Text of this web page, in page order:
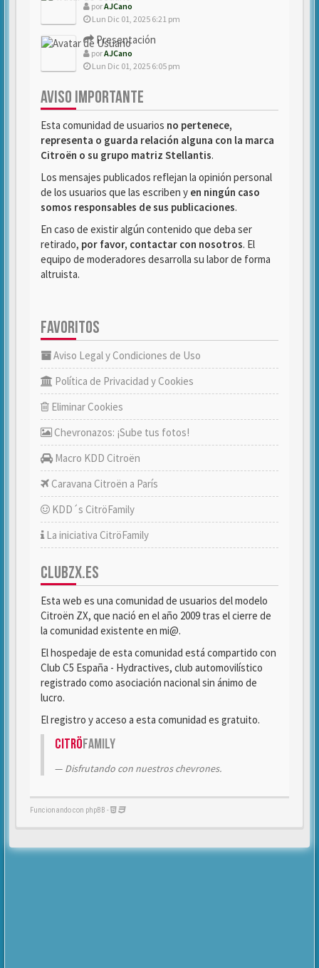
porAJCano
Lun Dic 01, 2025 6:21 pm
Presentación
porAJCano
Lun Dic 01, 2025 6:05 pm
AVISO IMPORTANTE
Esta comunidad de usuarios no pertenece,
representa o guarda relación alguna con la marca
Citroën o su grupo matriz Stellantis.
Los mensajes publicados reflejan la opinión personal
de los usuarios que las escriben y en ningún caso
somos responsables de sus publicaciones.
En caso de existir algún contenido que deba ser
retirado, por favor, contactar con nosotros. El
equipo de moderadores desarrolla su labor de forma
altruista.
FAVORITOS
Aviso Legal y Condiciones de Uso
Política de Privacidad y Cookies
Eliminar Cookies
Chevronazos: ¡Sube tus fotos!
Macro KDD Citroën
Caravana Citroën a París
KDD´s CitröFamily
La iniciativa CitröFamily
CLUBZX.ES
Esta web es una comunidad de usuarios del modelo
Citroën ZX, que nació en el año 2009 tras el cierre de
la comunidad existente en mi@.
El hospedaje de esta comunidad está compartido con
Club C5 España - Hydractives, club automovilístico
registrado como asociación nacional sin ánimo de
lucro.
El registro y acceso a esta comunidad es gratuito.
CitröFamily
Disfrutando con nuestros chevrones.
Funcionando con phpBB -